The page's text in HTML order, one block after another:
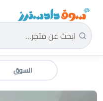
سوق دادسترز الرئيسية
السوق